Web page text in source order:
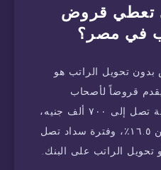
تعطي قروض
في مصر؟
تحويل الراتب هو
قروضاً لأصحاب
المعاشات والمهن الحرة بقيمة تصل إلى ٧٠٠ ألف جنيه،
بفائدة سنوية متناقصة تبدأ من ١٦.٥٪، وفترة سداد تصل